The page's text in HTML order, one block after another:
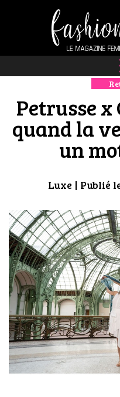
LIEUX
Petrusse x
quand la
un
Luxe| Publié